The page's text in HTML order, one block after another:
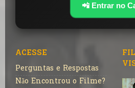
📲 Entrar no
ACESSE
Perguntas e Respostas
Não Encontrou o Filme?